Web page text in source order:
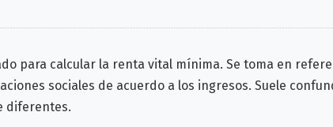
para calcular la renta vital mínima. Se toma en
sociales de acuerdo a los ingresos. Suele
diferentes.